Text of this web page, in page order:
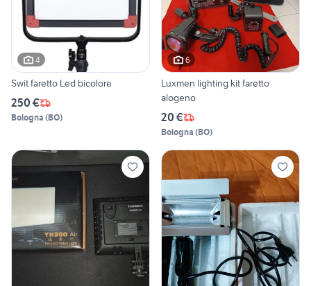
4
Swit faretto Led bicolore
250 €
Bologna (BO)
6
Luxmen lighting kit faretto
alogeno
20 €
Bologna (BO)